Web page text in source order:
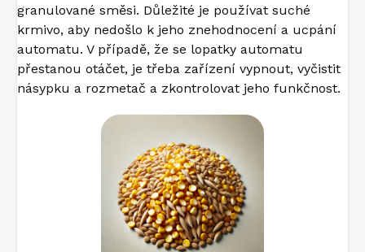
granulované směsi. Důležité je používat suché
krmivo, aby nedošlo k jeho znehodnocení a ucpání
automatu. V případě, že se lopatky automatu
přestanou otáčet, je třeba zařízení vypnout, vyčistit
násypku a rozmetač a zkontrolovat jeho funkčnost.